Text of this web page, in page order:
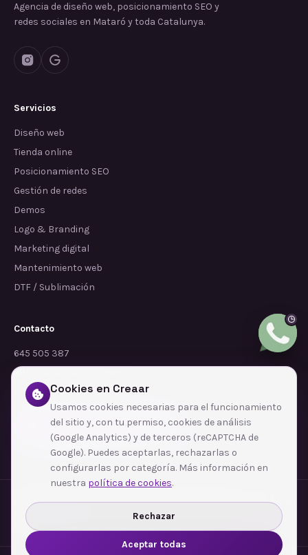
Agencia de diseño web, posicionamiento SEO y
redes sociales en Mataró y toda Catalunya.
Servicios
Diseño web
Tienda online
Posicionamiento SEO
Gestión de redes
Demos
Logo & Branding
Marketing digital
Mantenimiento web
DTF / Sublimación
Contacto
645 505 387
info@dependalium.com
Mataró (Barcelona)
Déjanos tu reseña en Google
Zonas de cobertura·Barcelona·L'Hospitalet de Llobregat·Terrassa·Badalona
Sabadell
Santa Coloma de Gramenet
Ver todas las zonas →
Cookies en Creaar
Usamos cookies necesarias para el funcionamiento
del sitio y, con tu permiso, cookies de análisis
(Google Analytics) y de terceros (reCAPTCHA de
Google). Puedes aceptarlas, rechazarlas o
configurarlas por categoría. Más información en
nuestra política de cookies.
Rechazar
Aceptar todas